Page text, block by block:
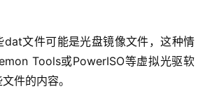
dat文件可能是光盘镜像文件，这种情
Tools或PowerISO等虚拟光驱软
件的内容。